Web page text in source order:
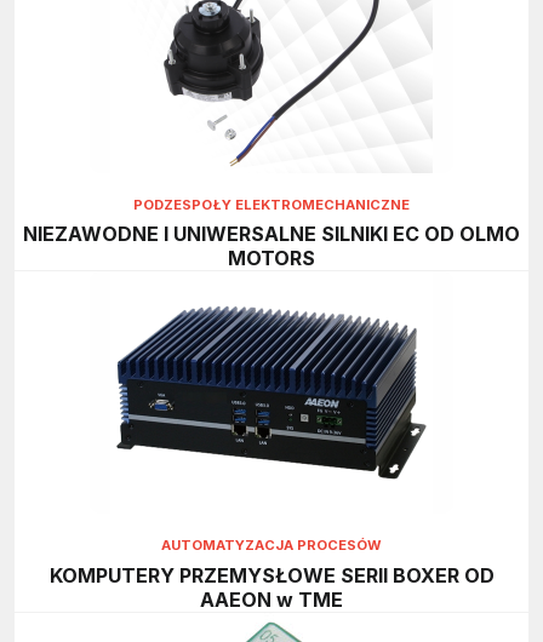
PODZESPOŁY ELEKTROMECHANICZNE
NIEZAWODNE I UNIWERSALNE SILNIKI EC OD OLMO
MOTORS
AUTOMATYZACJA PROCESÓW
KOMPUTERY PRZEMYSŁOWE SERII BOXER OD
AAEON w TME